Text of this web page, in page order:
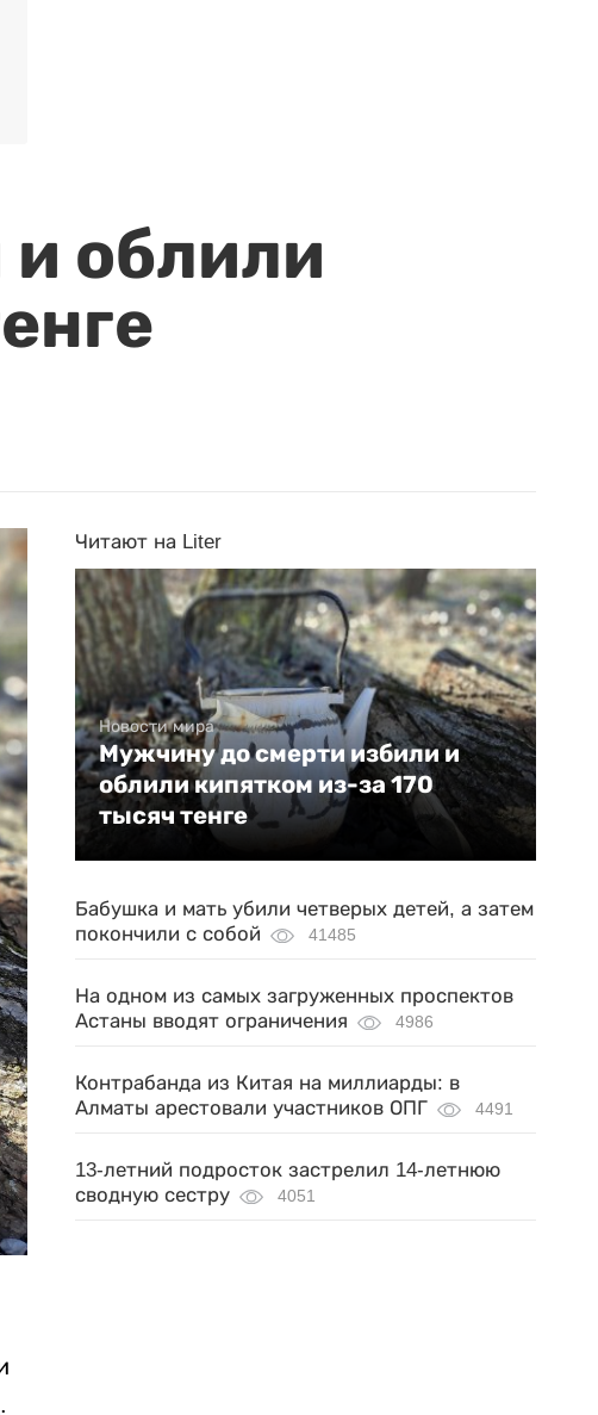
облили
.
Читают на Liter
Новости мира
Мужчину до смерти избили и
облили кипятком из-за 170
тысяч тенге
Бабушка и мать убили четверых детей, а затем
покончили с собой
41485
На одном из самых загруженных проспектов
Астаны вводят ограничения
4986
Контрабанда из Китая на миллиарды: в
Алматы арестовали участников ОПГ
4491
13-летний подросток застрелил 14-летнюю
сводную сестру
4051